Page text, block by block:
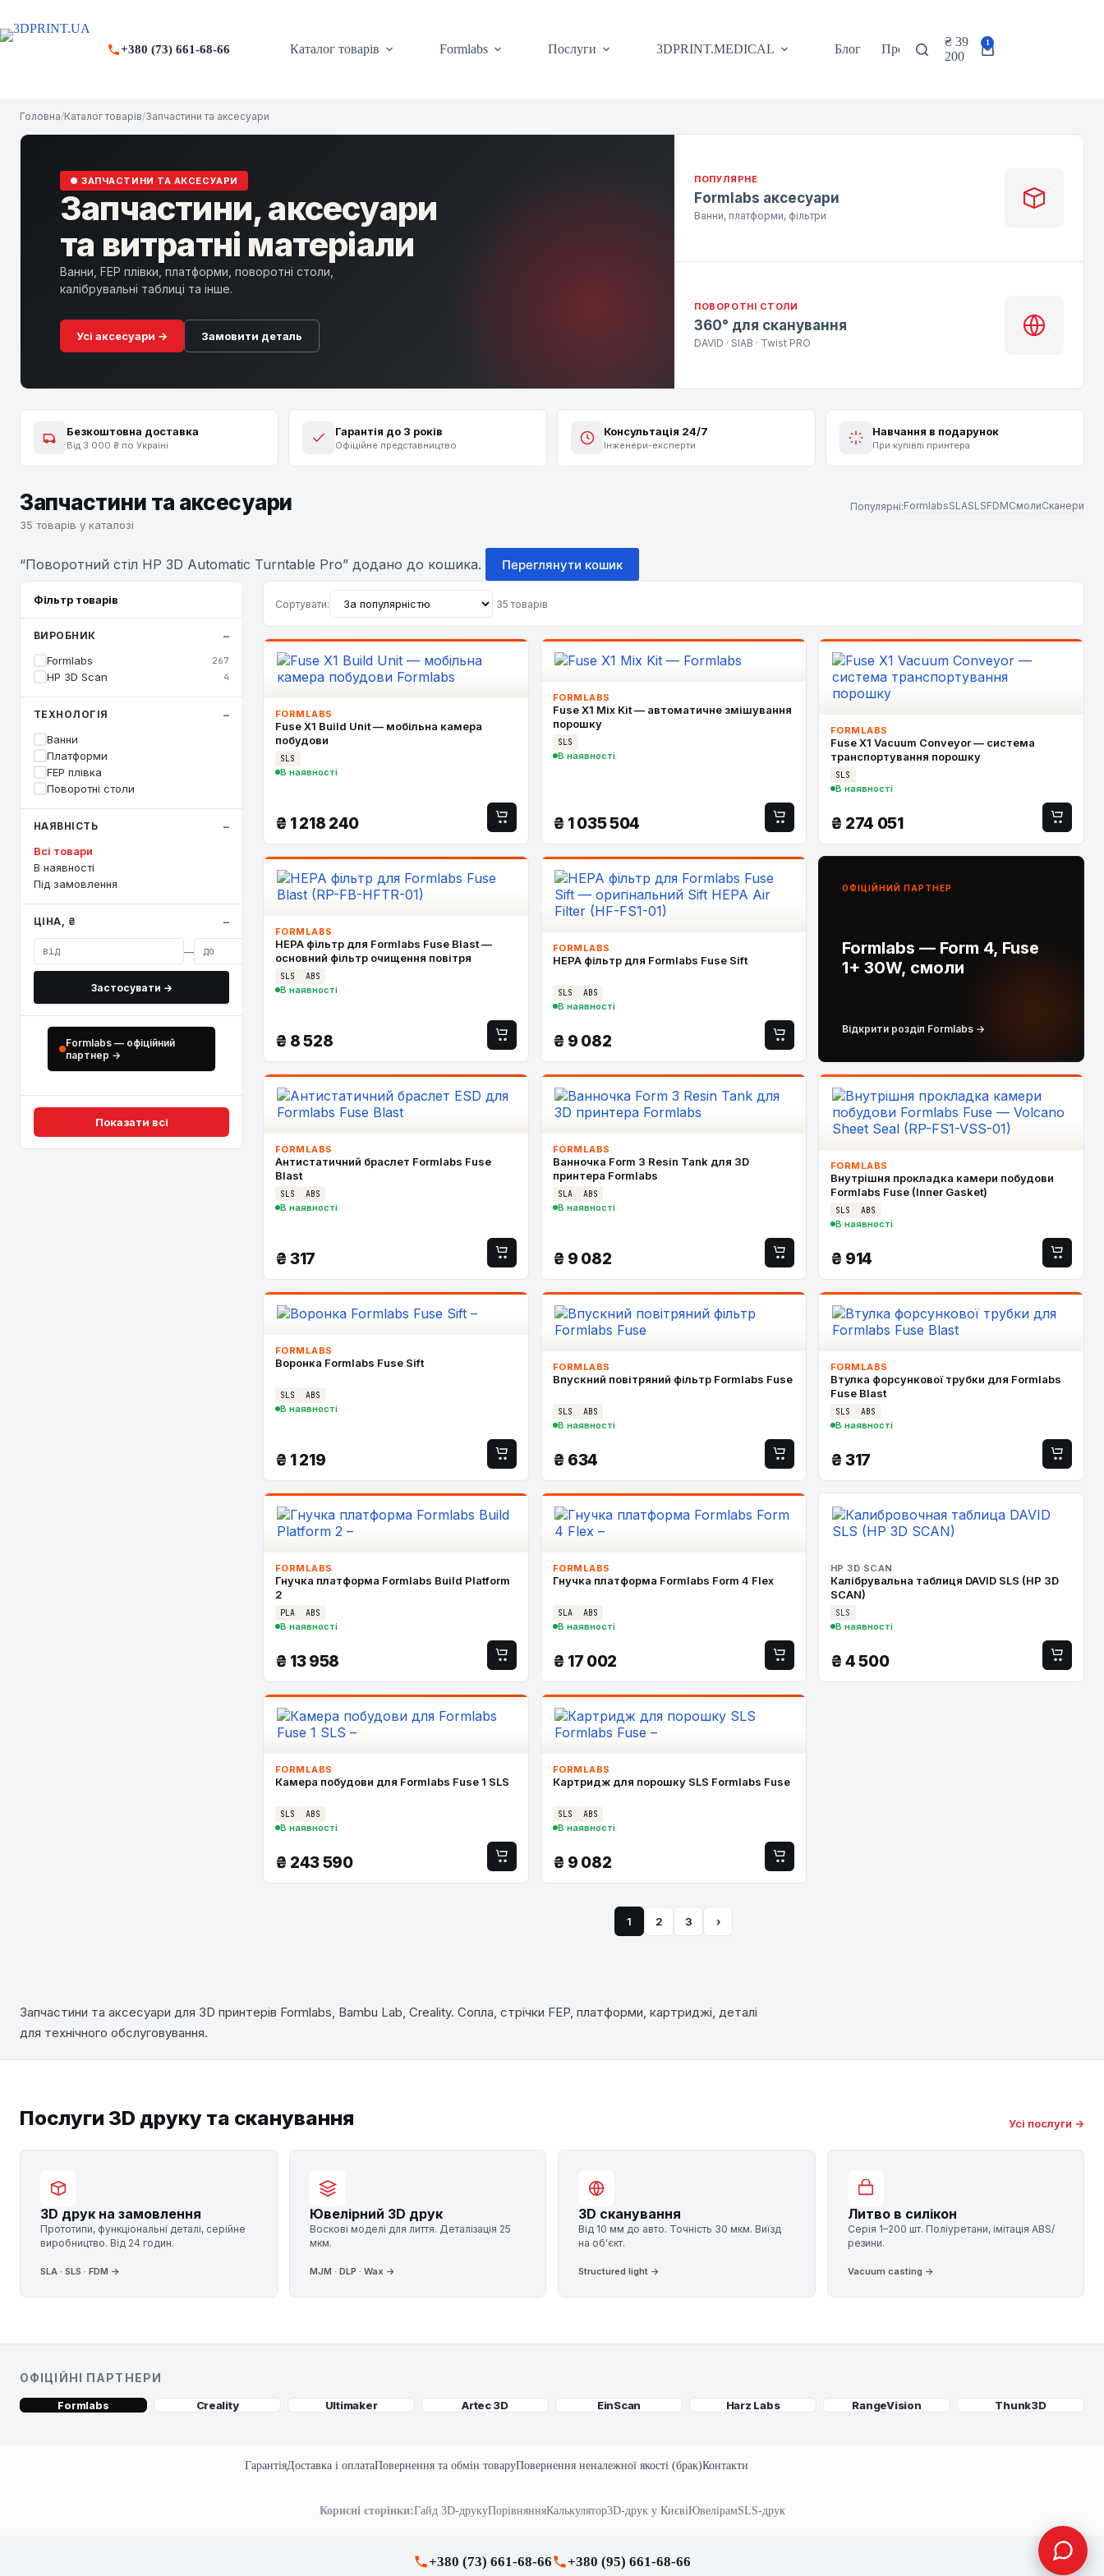
вмісту
+380 (73) 661-68-66 Каталог товарів Formlabs Послуги 3DPRINT.MEDICAL Блог Про нас Контакти
Кошик
₴39
200
1
Головна/Каталог товарів/Запчастини та аксесуари
● ЗАПЧАСТИНИ ТА АКСЕСУАРИ
Запчастини, аксесуари
та витратні матеріали
Ванни, FEP плівки, платформи, поворотні столи,
калібрувальні таблиці та інше.
Усі аксесуари → Замовити деталь
ПОПУЛЯРНЕ
Formlabs аксесуари
Ванни, платформи, фільтри
ПОВОРОТНІ СТОЛИ
360° для сканування
DAVID · SIAB · Twist PRO
Безкоштовна доставка
Від 3 000 ₴ по Україні
Гарантія до 3 років
Офіційне представництво
Консультація 24/7
Інженери-експерти
Навчання в подарунок
При купівлі принтера
Запчастини та аксесуари
35 товарів у каталозі
Популярні:FormlabsSLASLSFDMСмолиСканери
“Поворотний стіл HP 3D Automatic Turntable Pro” додано до кошика. Переглянути кошик
Фільтр товарів
ВИРОБНИК
Formlabs 267
HP 3D Scan 4
ТЕХНОЛОГІЯ
Ванни
Платформи
FEP плівка
Поворотні столи
НАЯВНІСТЬ
Всі товари
В наявності
Під замовлення
ЦІНА, ₴
—
Застосувати →
Formlabs — офіційний
партнер →
Показати всі
Сортувати: 35 товарів
FORMLABS
Fuse X1 Build Unit — мобільна камера
побудови
SLS
В наявності
₴ 1 218 240
FORMLABS
Fuse X1 Mix Kit — автоматичне змішування
порошку
SLS
В наявності
₴ 1 035 504
FORMLABS
Fuse X1 Vacuum Conveyor — система
транспортування порошку
SLS
В наявності
₴ 274 051
FORMLABS
HEPA фільтр для Formlabs Fuse Blast —
основний фільтр очищення повітря
SLS ABS
В наявності
₴ 8 528
FORMLABS
HEPA фільтр для Formlabs Fuse Sift
SLS ABS
В наявності
₴ 9 082
ОФІЦІЙНИЙ ПАРТНЕР
Formlabs — Form 4, Fuse
1+ 30W, смоли
Відкрити розділ Formlabs →
FORMLABS
Антистатичний браслет Formlabs Fuse
Blast
SLS ABS
В наявності
₴ 317
FORMLABS
Ванночка Form 3 Resin Tank для 3D
принтера Formlabs
SLA ABS
В наявності
₴ 9 082
FORMLABS
Внутрішня прокладка камери побудови
Formlabs Fuse (Inner Gasket)
SLS ABS
В наявності
₴ 914
FORMLABS
Воронка Formlabs Fuse Sift
SLS ABS
В наявності
₴ 1 219
FORMLABS
Впускний повітряний фільтр Formlabs Fuse
SLS ABS
В наявності
₴ 634
FORMLABS
Втулка форсункової трубки для Formlabs
Fuse Blast
SLS ABS
В наявності
₴ 317
FORMLABS
Гнучка платформа Formlabs Build Platform
2
PLA ABS
В наявності
₴ 13 958
FORMLABS
Гнучка платформа Formlabs Form 4 Flex
SLA ABS
В наявності
₴ 17 002
HP 3D SCAN
Калібрувальна таблиця DAVID SLS (HP 3D
SCAN)
SLS
В наявності
₴ 4 500
FORMLABS
Камера побудови для Formlabs Fuse 1 SLS
SLS ABS
В наявності
₴ 243 590
FORMLABS
Картридж для порошку SLS Formlabs Fuse
SLS ABS
В наявності
₴ 9 082
1 2 3 ›
Запчастини та аксесуари для 3D принтерів Formlabs, Bambu Lab, Creality. Сопла, стрічки FEP, платформи, картриджі, деталі
для технічного обслуговування.
Послуги 3D друку та сканування Усі послуги →
3D друк на замовлення
Прототипи, функціональні деталі, серійне
виробництво. Від 24 годин.
SLA · SLS · FDM →
Ювелірний 3D друк
Воскові моделі для лиття. Деталізація 25
мкм.
MJM · DLP · Wax →
3D сканування
Від 10 мм до авто. Точність 30 мкм. Виїзд
на об'єкт.
Structured light →
Литво в силікон
Серія 1–200 шт. Поліуретани, імітація ABS/
резини.
Vacuum casting →
ОФІЦІЙНІ ПАРТНЕРИ
Formlabs Creality Ultimaker Artec 3D EinScan Harz Labs RangeVision Thunk3D
ГарантіяДоставка і оплатаПовернення та обмін товаруПовернення неналежної якості (брак)Контакти
Корисні сторінки:Гайд 3D-друкуПорівнянняКалькулятор3D-друк у КиєвіЮвелірамSLS-друк
+380 (73) 661-68-66 +380 (95) 661-68-66